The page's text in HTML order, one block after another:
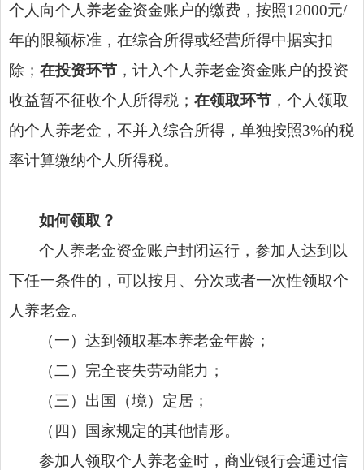
个人向个人养老金资金账户的缴费，按照12000元/
年的限额标准，在综合所得或经营所得中据实扣
除； 在投资环节 ，计入个人养老金资金账户的投资
收益暂不征收个人所得税； 在领取环节 ，个人领取
的个人养老金，不并入综合所得，单独按照3%的税
率计算缴纳个人所得税。
如何领取？
个人养老金资金账户封闭运行，参加人达到以
下任一条件的，可以按月、分次或者一次性领取个
人养老金。
（一）达到领取基本养老金年龄；
（二）完全丧失劳动能力；
（三）出国（境）定居；
（四）国家规定的其他情形。
参加人领取个人养老金时，商业银行会通过信